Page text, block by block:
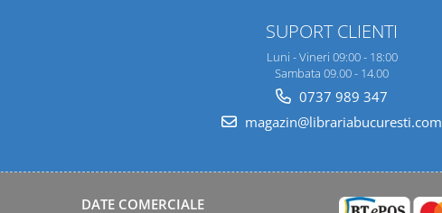
SUPORT CLIENTI
Luni - Vineri 09:00 - 18:00
Sambata 09.00 - 14.00
0737 989 347
magazin@librariabucuresti.com
DATE COMERCIALE